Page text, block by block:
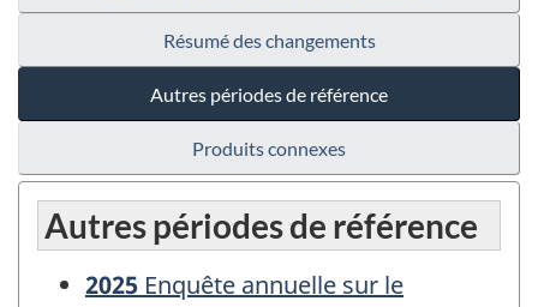
Résumé des changements
Autres périodes de référence
Produits connexes
Autres périodes de référence
2025 Enquête annuelle sur le